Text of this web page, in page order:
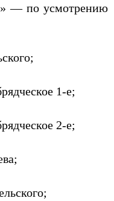
— по усмотрению
1-е;
2-е;